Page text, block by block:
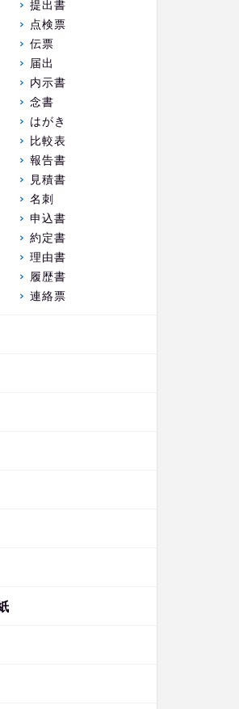
提出書
点検票
伝票
届出
内示書
念書
はがき
比較表
報告書
見積書
名刺
申込書
約定書
理由書
履歴書
連絡票